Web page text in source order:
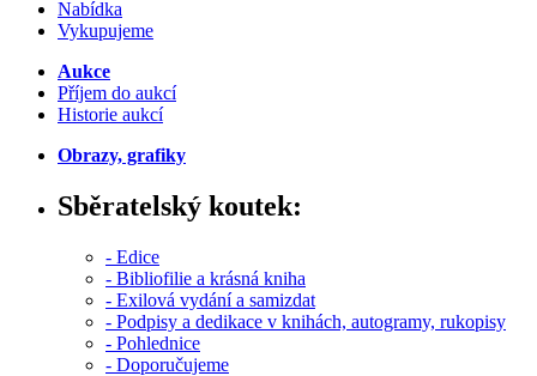
Nabídka
Vykupujeme
Aukce
Příjem do aukcí
Historie aukcí
Obrazy, grafiky
Sběratelský koutek:
- Edice
- Bibliofilie a krásná kniha
- Exilová vydání a samizdat
- Podpisy a dedikace v knihách, autogramy, rukopisy
- Pohlednice
- Doporučujeme